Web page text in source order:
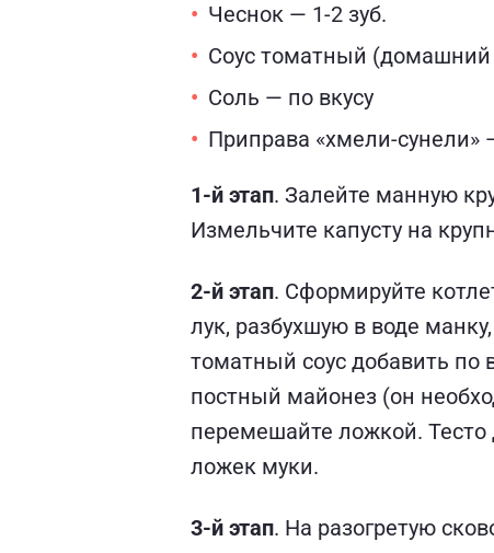
Чеснок — 1-2 зуб.
Соус томатный (домашний
Соль — по вкусу
Приправа «хмели-сунели»
1-й этап. Залейте манную
Измельчите капусту на
2-й этап. Сформируйте
лук, разбухшую в воде
томатный соус добавить
постный майонез (он
перемешайте ложкой. Тесто
ложек муки.
3-й этап. На разогретую